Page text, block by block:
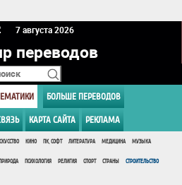
7 августа 2026
переводов
БОЛЬШЕ ПЕРЕВОДОВ
КАРТА САЙТА РЕКЛАМА
КИНО ПК, СОФТ ЛИТЕРАТУРА МЕДИЦИНА МУЗЫКА
ПРИРОДА ПСИХОЛОГИЯ РЕЛИГИЯ СПОРТ СТРАНЫ СТРОИТЕЛЬСТВО